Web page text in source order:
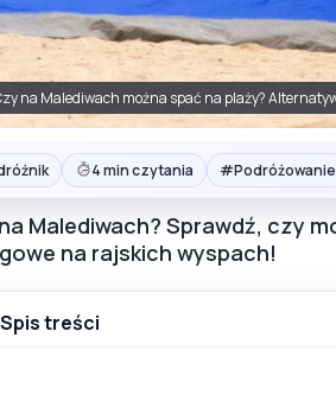
na Malediwach można spać na plaży?
4 min czytania #Podróżowanie
Malediwach? Sprawdź, czy
na rajskich wyspach!
Spis treści